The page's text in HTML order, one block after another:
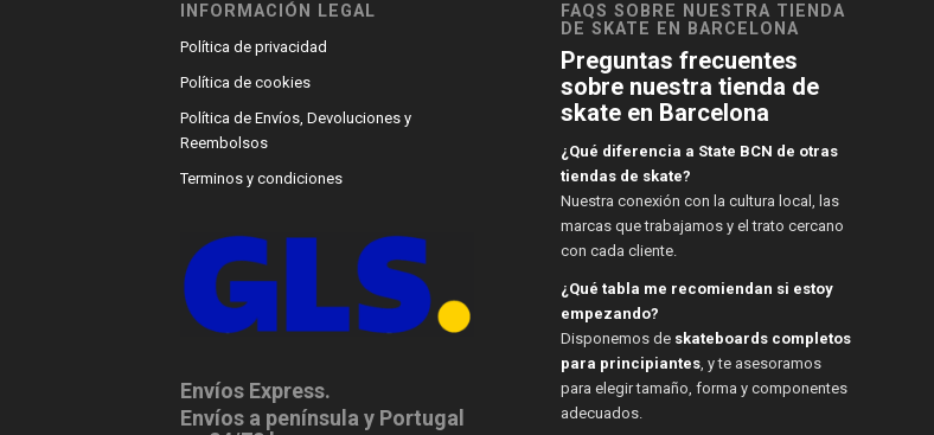
INFORMACIÓN LEGAL
Política de privacidad
Política de cookies
Política de Envíos, Devoluciones y
Reembolsos
Terminos y condiciones
Envíos Express.
Envíos a península y Portugal
FAQS SOBRE NUESTRA TIENDA
DE SKATE EN BARCELONA
Preguntas frecuentes
sobre nuestra tienda de
skate en Barcelona
¿Qué diferencia a State BCN de otras
tiendas de skate?
Nuestra conexión con la cultura local, las
marcas que trabajamos y el trato cercano
con cada cliente.
¿Qué tabla me recomiendan si estoy
empezando?
Disponemos de skateboards completos
para principiantes, y te asesoramos
para elegir tamaño, forma y componentes
adecuados.